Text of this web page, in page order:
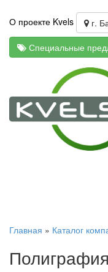
О проекте Kvels г.
Специальные
Главная » Каталог